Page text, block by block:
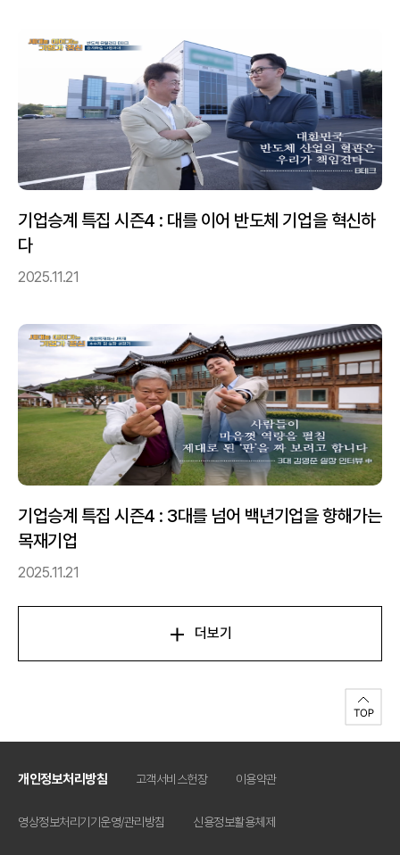
기업승계 특집 시즌4 : 대를 이어 반도체 기업을 혁신하
다
2025.11.21
기업승계 특집 시즌4 : 3대를 넘어 백년기업을 향해가는
목재기업
2025.11.21
더보기
개인정보처리방침 고객서비스헌장 이용약관
영상정보처리기기운영/관리방침 신용정보활용체제